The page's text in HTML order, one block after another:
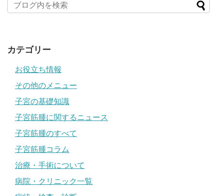
カテゴリー
お役立ち情報
その他のメニュー
子宮の基礎知識
子宮筋腫に関するニュース
子宮筋腫のすべて
子宮筋腫コラム
治療・手術について
病院・クリニック一覧